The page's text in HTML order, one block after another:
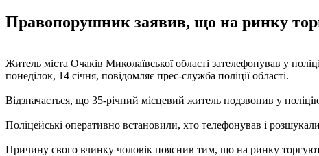
Правопорушник заявив, що на ринку
Житель міста Очаків Миколаївської області зателефонував у
понеділок, 14 січня, повідомляє прес-служба поліції області.
Відзначається, що 35-річний місцевий житель подзвонив у
Поліцейські оперативно встановили, хто телефонував і
Причину свого вчинку чоловік пояснив тим, що на ринку